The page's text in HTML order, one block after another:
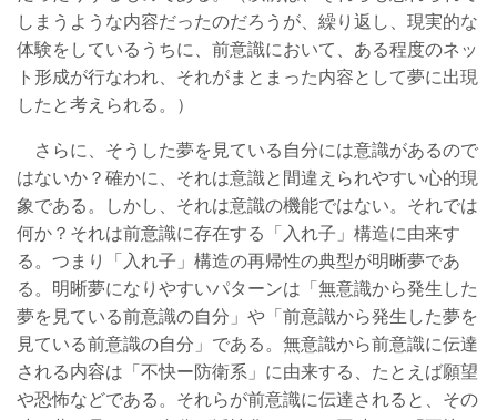
しまうような内容だったのだろうが、繰り返し、現実的な
体験をしているうちに、前意識において、ある程度のネッ
ト形成が行なわれ、それがまとまった内容として夢に出現
したと考えられる。）
さらに、そうした夢を見ている自分には意識があるので
はないか？確かに、それは意識と間違えられやすい心的現
象である。しかし、それは意識の機能ではない。それでは
何か？それは前意識に存在する「入れ子」構造に由来す
る。つまり「入れ子」構造の再帰性の典型が明晰夢であ
る。明晰夢になりやすいパターンは「無意識から発生した
夢を見ている前意識の自分」や「前意識から発生した夢を
見ている前意識の自分」である。無意識から前意識に伝達
される内容は「不快ー防衛系」に由来する、たとえば願望
や恐怖などである。それらが前意識に伝達されると、その